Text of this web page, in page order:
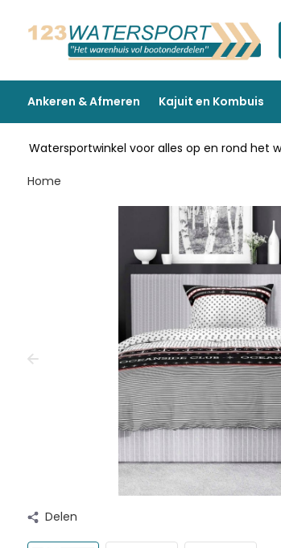
Ankeren & Afmeren Kajuit en Kombuis
Watersportwinkel voor alles op en rond het
Home
Delen